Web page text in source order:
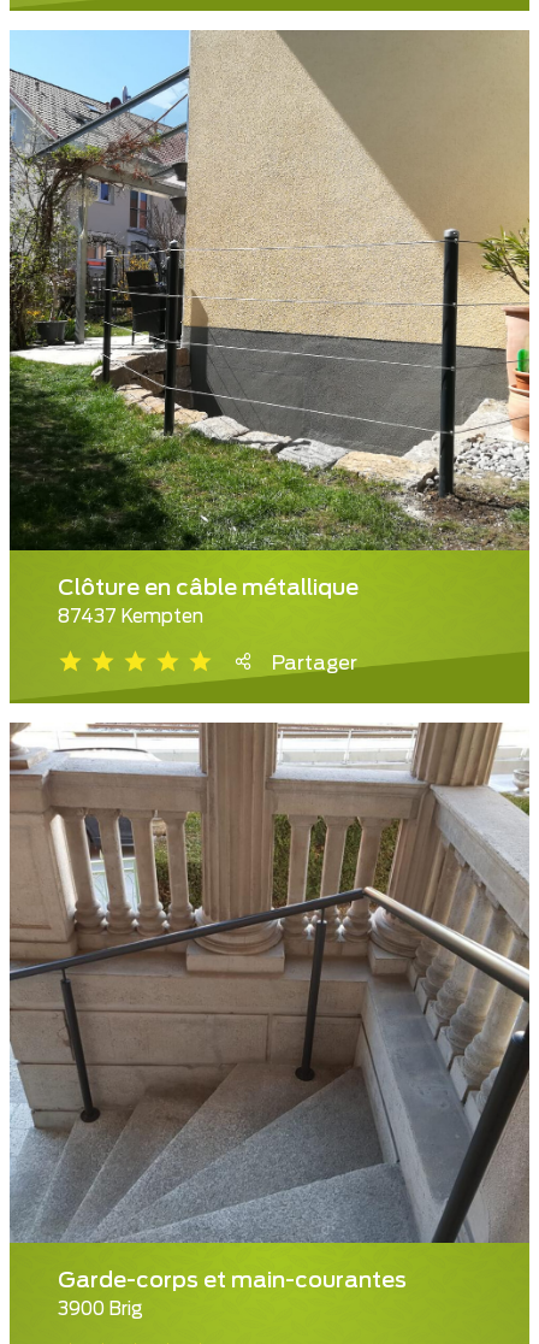
Clôture en câble métallique
87437 Kempten
Partager
Garde-corps et main-courantes
3900 Brig